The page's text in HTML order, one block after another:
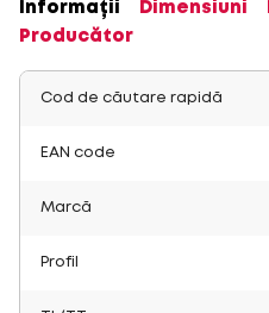
Informații Dimensiuni
Producător
Cod de căutare rapidă
EAN code
Marcă
Profil